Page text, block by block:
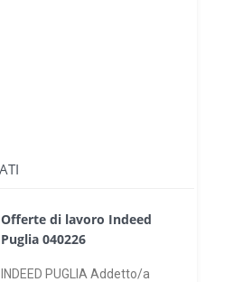
Offerte di lavoro Indeed
Puglia 040226
INDEED PUGLIA Addetto/a